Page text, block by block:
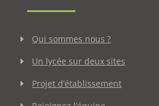
Qui sommes nous ?
Un lycée sur deux sites
Projet d’établissement